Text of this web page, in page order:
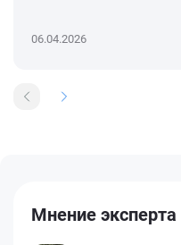
06.04.2026
Мнение эксперта